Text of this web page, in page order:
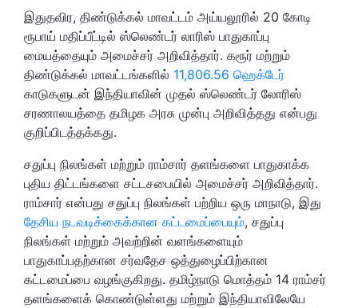
இதுதவிர, திண்டுக்கல் மாவட்டம் அய்யலூரில் 20 கோடி
ரூபாய் மதிப்பீட்டில் ஸ்லெண்டர் லாரிஸ் பாதுகாப்பு
மையத்தையும் அமைச்சர் அறிவித்தார். கரூர் மற்றும்
திண்டுக்கல் மாவட்டங்களில் 11,806.56 ஹெக்டேர்
காடுகளுடன் இந்தியாவின் முதல் ஸ்லெண்டர் லோரிஸ்
சரணாலயத்தை தமிழக அரசு முன்பு அறிவித்தது என்பது
குறிப்பிடத்தக்கது.
சதுப்பு நிலங்கள் மற்றும் ராம்சார் தளங்களை பாதுகாக்க
புதிய திட்டங்களை சட்டசபையில் அமைச்சர் அறிவித்தார்.
ராம்சார் என்பது சதுப்பு நிலங்கள் பற்றிய ஒரு மாநாடு, இது
தேசிய நடவடிக்கைக்கான கட்டமைப்பையும், சதுப்பு
நிலங்கள் மற்றும் அவற்றின் வளங்களையும்
பாதுகாப்பதற்கான சர்வதேச ஒத்துழைப்பிற்கான
கட்டமைப்பை வழங்குகிறது. தமிழ்நாடு மொத்தம் 14 ராம்சர்
தளங்களைக் கொண்டுள்ளது மற்றும் இந்தியாவிலேயே